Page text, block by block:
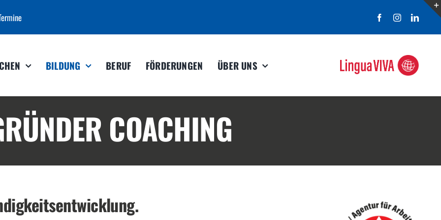
BILDUNG BERUF FÖRDERUNGEN ÜBER UNS
COACHING